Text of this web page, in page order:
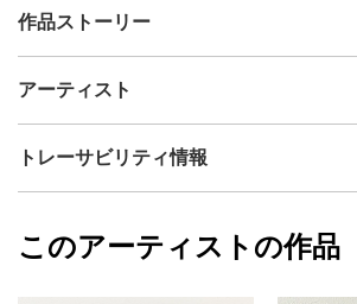
出品者
制作年
アクリル
カラー
青
作品ストーリー
アーティスト
光藤有佳
フォローする
トレーサビリティ情報
光藤有佳
このアーティストの作品